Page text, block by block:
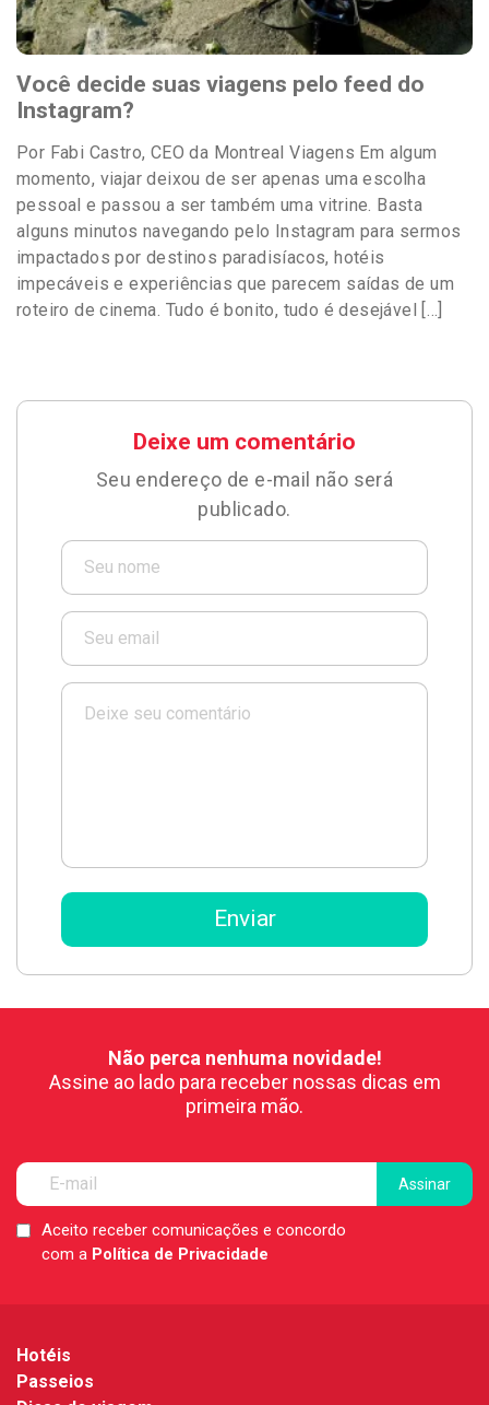
Você decide suas viagens pelo feed do
Instagram?
Por Fabi Castro, CEO da Montreal Viagens Em algum
momento, viajar deixou de ser apenas uma escolha
pessoal e passou a ser também uma vitrine. Basta
alguns minutos navegando pelo Instagram para sermos
impactados por destinos paradisíacos, hotéis
impecáveis e experiências que parecem saídas de um
roteiro de cinema. Tudo é bonito, tudo é desejável […]
Deixe um comentário
Seu endereço de e-mail não será
publicado.
Não perca nenhuma novidade!
Assine ao lado para receber nossas dicas em
primeira mão.
LGPDAceito receber comunicações e concordo
com a Política de Privacidade
Hotéis
Passeios